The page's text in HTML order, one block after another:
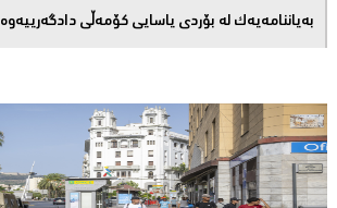
بەیاننامەیەک لە بۆردی یاسایی کۆمەڵی دادگەرییەوە